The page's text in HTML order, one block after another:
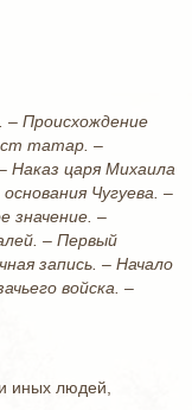
– Происхождение
татар. –
Наказ царя Михаила
Чугуева. –
значение. –
– Первый
запись. – Начало
войска. –
иных людей,